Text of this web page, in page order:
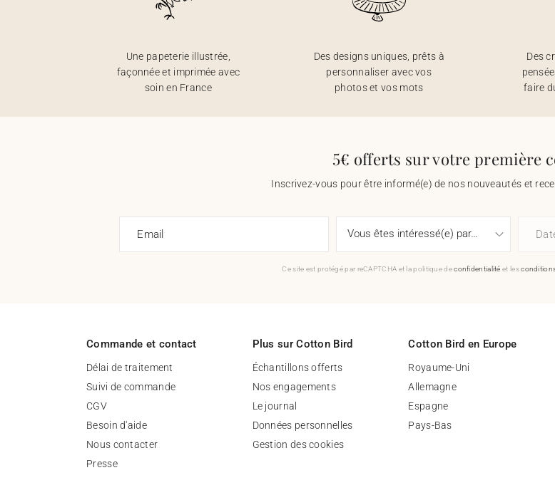
Une papeterie illustrée,
façonnée et imprimée avec
soin en France
Des designs uniques, prêts à
personnaliser avec vos
photos et vos mots
Des
faire
5€ offerts sur votre première
Inscrivez-vous pour être informé(e) de nos nouveautés et
Email
Ce site est protégé par reCAPTCHA et la politique deconfidentialité et les
Commande et contact
Délai de traitement
Suivi de commande
CGV
Besoin d'aide
Nous contacter
Presse
Plus sur Cotton Bird
Échantillons offerts
Nos engagements
Le journal
Données personnelles
Gestion des cookies
Cotton Bird en Europe
Royaume-Uni
Allemagne
Espagne
Pays-Bas